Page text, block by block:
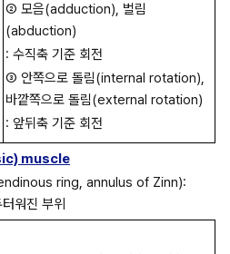
② 모음(adduction), 벌림
(abduction)
: 수직축 기준 회전
③ 안쪽으로 돌림(internal rotation),
바깥쪽으로 돌림(external rotation)
: 앞뒤축 기준 회전
muscle
ring, annulus of Zinn):
워진 부위